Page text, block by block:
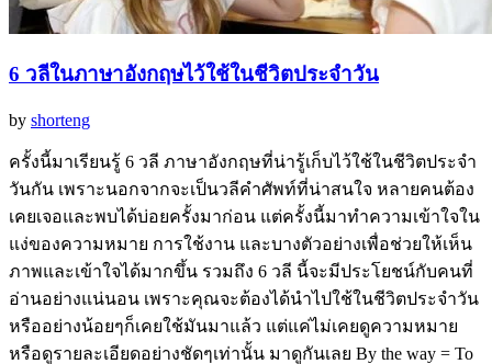
6 วลีในภาษาอังกฤษไว้ใช้ในชีวิตประจำวัน
by shorteng
ครั้งนี้มาเรียนรู้ 6 วลี ภาษาอังกฤษที่น่ารู้เก็บไว้ใช้ในชีวิตประจำ
วันกัน เพราะนอกจากจะเป็นวลีคำศัพท์ที่น่าสนใจ หลายคนต้อง
เคยเจอและพบได้บ่อยครั้งมาก่อน แต่ครั้งนี้มาทำความเข้าใจใน
แง่ของความหมาย การใช้งาน และบางตัวอย่างเพื่อช่วยให้เห็น
ภาพและเข้าใจได้มากขึ้น รวมถึง 6 วลี นี้จะมีประโยชน์กับคนที่
อ่านอย่างแน่นอน เพราะคุณจะต้องได้นำไปใช้ในชีวิตประจำวัน
หรืออย่างน้อยๆก็เคยใช้มันมาแล้ว แต่แค่ไม่เคยดูความหมาย
หรือดูรายละเอียดอย่างชัดๆเท่านั้น มาดูกันเลย By the way = To